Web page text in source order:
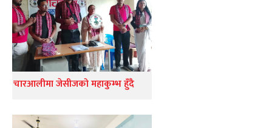
चारआलीमा जेसीजको महाकुम्भ हुँदै